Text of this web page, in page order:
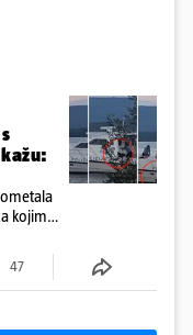
kojim
47